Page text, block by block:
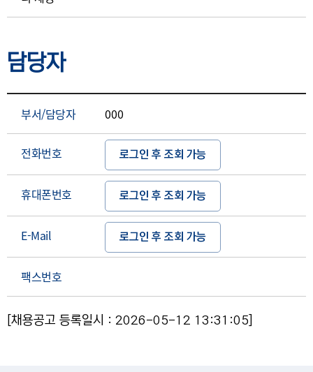
담당자
부서/담당자 000
전화번호 로그인 후 조회 가능
휴대폰번호 로그인 후 조회 가능
E-Mail 로그인 후 조회 가능
팩스번호
[채용공고 등록일시 : 2026-05-12 13:31:05]